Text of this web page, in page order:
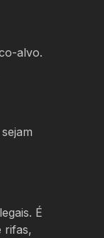
alvo.
É
rifas,